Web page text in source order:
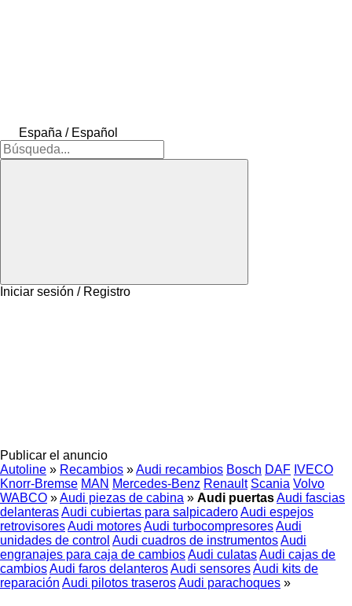
España / Español
Iniciar sesión / Registro
Publicar el anuncio
Autoline » Recambios »Audi recambios Bosch DAF IVECO
Knorr-Bremse MAN Mercedes-Benz Renault Scania Volvo
WABCO »Audi piezas de cabina » Audi puertasAudi fascias
delanterasAudi cubiertas para salpicaderoAudi espejos
retrovisoresAudi motoresAudi turbocompresoresAudi
unidades de control Audi cuadros de instrumentosAudi
engranajes para caja de cambiosAudi culatasAudi cajas de
cambiosAudi faros delanterosAudi sensoresAudi kits de
reparación Audi pilotos traserosAudi parachoques »